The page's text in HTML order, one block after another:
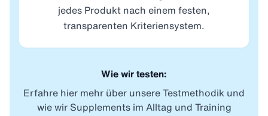
jedes Produkt nach einem festen,
transparenten Kriteriensystem.
Wie wir testen:
Erfahre hier mehr über unsere Testmethodik und
wie wir Supplements im Alltag und Training